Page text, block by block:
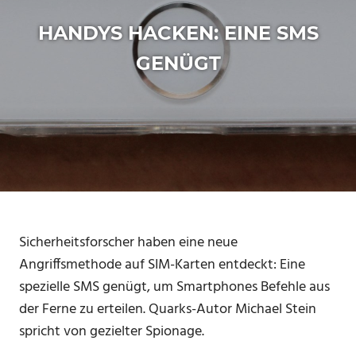
PRODUKTION
HANDYS HACKEN: EINE SMS
GENÜGT
Sicherheitsforscher haben eine neue
Angriffsmethode auf SIM-Karten entdeckt: Eine
spezielle SMS genügt, um Smartphones Befehle aus
der Ferne zu erteilen. Quarks-Autor Michael Stein
spricht von gezielter Spionage.